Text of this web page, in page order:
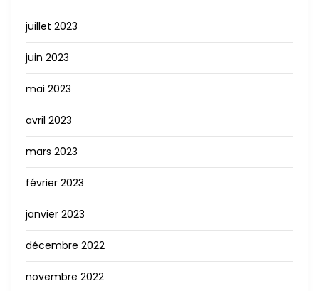
juillet 2023
juin 2023
mai 2023
avril 2023
mars 2023
février 2023
janvier 2023
décembre 2022
novembre 2022